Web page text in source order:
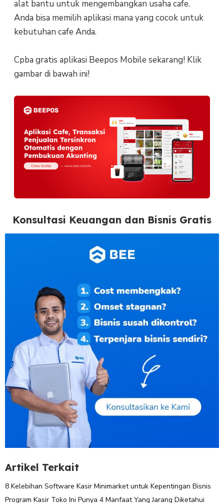
alat bantu untuk mengembangkan usaha cafe.
Anda bisa memilih aplikasi mana yang cocok untuk
kebutuhan cafe Anda.
Cpba gratis aplikasi Beepos Mobile sekarang! Klik
gambar di bawah ini!
Konsultasi Keuangan dan Bisnis Gratis
Artikel Terkait
8 Kelebihan Software Kasir Minimarket untuk Kepentingan Bisnis
Program Kasir Toko Ini Punya 4 Manfaat Yang Jarang Diketahui